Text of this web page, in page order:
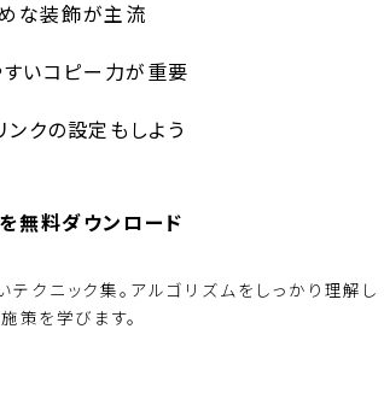
な装飾が主流
いコピー力が重要
クの設定もしよう
無料ダウンロード
クニック集。アルゴリズムをしっかり理解し
策を学びます。